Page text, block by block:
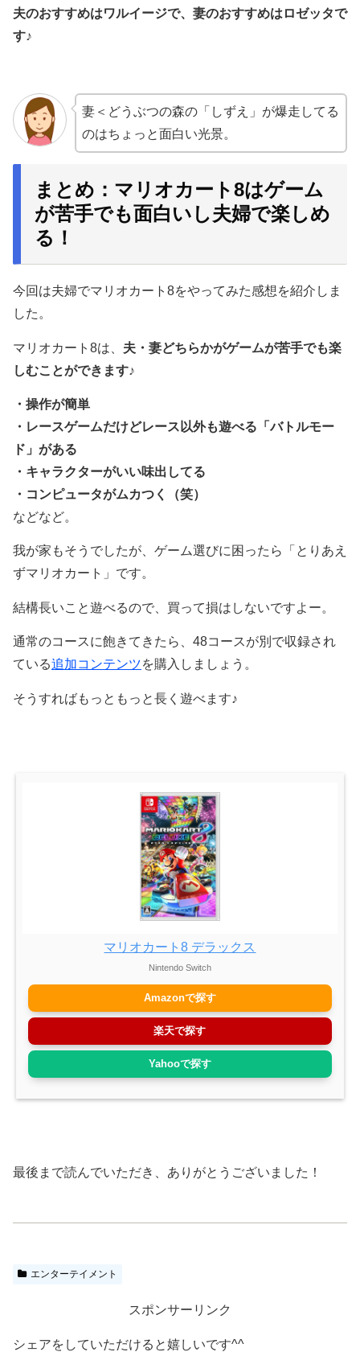
夫のおすすめはワルイージで、妻のおすすめはロゼッタで
す♪
妻＜どうぶつの森の「しずえ」が爆走してる
のはちょっと面白い光景。
まとめ：マリオカート8はゲーム
が苦手でも面白いし夫婦で楽しめ
る！
今回は夫婦でマリオカート8をやってみた感想を紹介しま
した。
マリオカート8は、 夫・妻どちらかがゲームが苦手でも楽
しむことができます♪
・操作が簡単
・レースゲームだけどレース以外も遊べる「バトルモー
ド」がある
・キャラクターがいい味出してる
・コンピュータがムカつく（笑）
などなど。
我が家もそうでしたが、ゲーム選びに困ったら「とりあえ
ずマリオカート」です。
結構長いこと遊べるので、買って損はしないですよー。
通常のコースに飽きてきたら、48コースが別で収録され
ている追加コンテンツを購入しましょう。
そうすればもっともっと長く遊べます♪
マリオカート8 デラックス
Nintendo Switch
Amazonで探す
楽天で探す
Yahooで探す
最後まで読んでいただき、ありがとうございました！
エンターテイメント
スポンサーリンク
シェアをしていただけると嬉しいです^^